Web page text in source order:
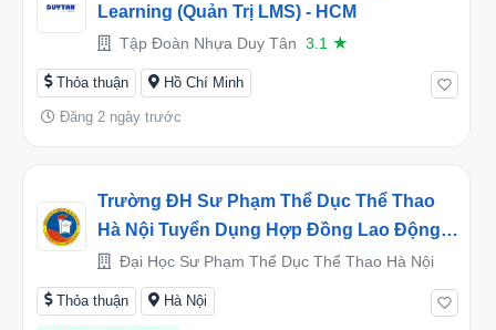
Learning (Quản Trị LMS) - HCM
Tập Đoàn Nhựa Duy Tân 3.1 ★
Thỏa thuận Hồ Chí Minh
Đăng 2 ngày trước
Trường ĐH Sư Phạm Thể Dục Thể Thao
Hà Nội Tuyển Dụng Hợp Đồng Lao Động
Năm 2026
Đại Học Sư Phạm Thể Dục Thể Thao Hà Nội
Thỏa thuận Hà Nội